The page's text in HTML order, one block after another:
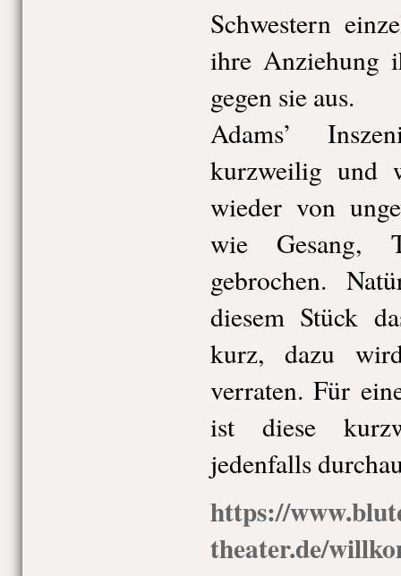
Schwestern
ihre Anziehung
gegen sie aus.
Adams’
kurzweilig und
wieder von
wie Gesang,
gebrochen.
diesem Stück
kurz, dazu
verraten. Für
ist diese
jedenfalls
https://
theater.de/